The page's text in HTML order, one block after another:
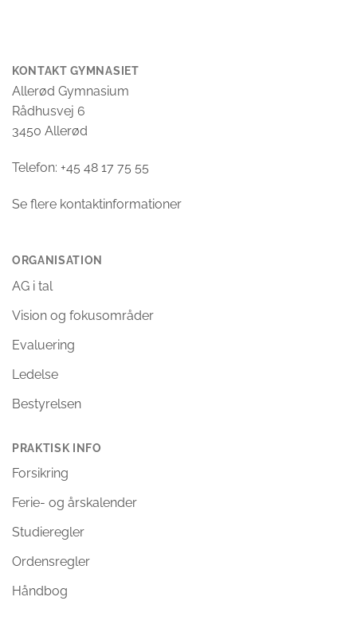
KONTAKT GYMNASIET
Allerød Gymnasium
Rådhusvej 6
3450 Allerød
Telefon: +45 48 17 75 55
Se flere kontaktinformationer
ORGANISATION
AG i tal
Vision og fokusområder
Evaluering
Ledelse
Bestyrelsen
PRAKTISK INFO
Forsikring
Ferie- og årskalender
Studieregler
Ordensregler
Håndbog